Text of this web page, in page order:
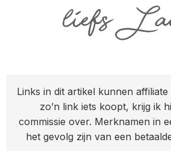
Links in dit artikel kunnen affiliate
zo’n link iets koopt, krijg ik
commissie over. Merknamen in
het gevolg zijn van een